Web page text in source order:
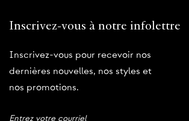
Inscrivez-vous à notre infolettre
Inscrivez-vous pour recevoir nos
dernières nouvelles, nos styles et
nos promotions.